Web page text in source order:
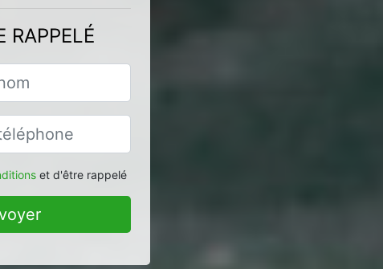
RAPPELÉ
et d'être rappelé